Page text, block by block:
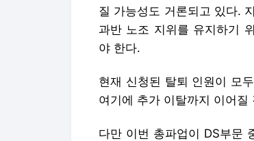
질 가능성도 거론되고 있다.
과반 노조 지위를 유지하기
야 한다.
현재 신청된 탈퇴 인원이 모
여기에 추가 이탈까지 이어
다만 이번 총파업이 DS부문